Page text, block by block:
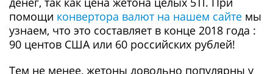
помощи конвертора валют на нашем сайте мы
узнаем, что это составляет в конце 2018 года :
90 центов США или 60 российских рублей!
Тем не менее, жетоны довольно популярны у